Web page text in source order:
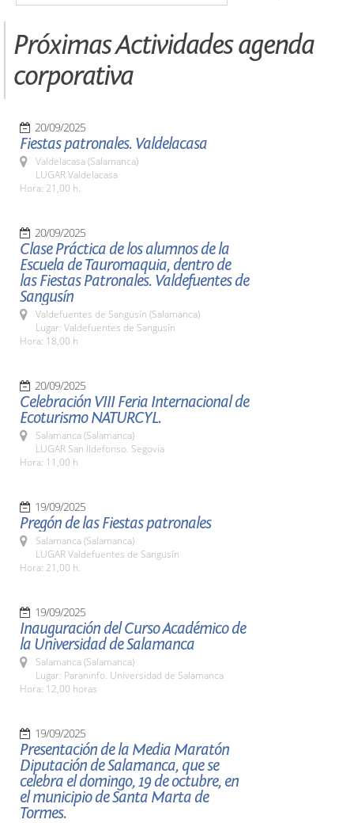
Próximas Actividades agenda
corporativa
20/09/2025
Fiestas patronales. Valdelacasa
Valdelacasa (Salamanca)
LUGAR Valdelacasa
Hora: 21,00 h.
20/09/2025
Clase Práctica de los alumnos de la
Escuela de Tauromaquia, dentro de
las Fiestas Patronales. Valdefuentes de
Sangusín
Valdefuentes de Sangusín (Salamanca)
Lugar: Valdefuentes de Sangusín
Hora: 18,00 h
20/09/2025
Celebración VIII Feria Internacional de
Ecoturismo NATURCYL.
Salamanca (Salamanca)
LUGAR San Ildefonso. Segovia
Hora: 11,00 h
19/09/2025
Pregón de las Fiestas patronales
Salamanca (Salamanca)
LUGAR Valdefuentes de Sangusín
Hora: 21,00 h.
19/09/2025
Inauguración del Curso Académico de
la Universidad de Salamanca
Salamanca (Salamanca)
Lugar: Paraninfo. Universidad de Salamanca
Hora: 12,00 horas
19/09/2025
Presentación de la Media Maratón
Diputación de Salamanca, que se
celebra el domingo, 19 de octubre, en
el municipio de Santa Marta de
Tormes.